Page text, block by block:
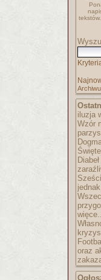
tekstów.
iluzja
Wzór
więce..
oraz